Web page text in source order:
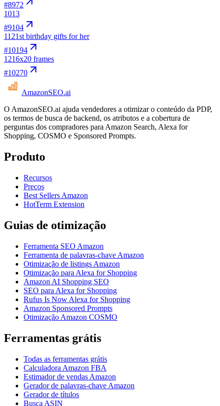
#8972
1013
#9104
1121st birthday gifts for her
#10194
1216x20 frames
#10270
AmazonSEO.ai
O AmazonSEO.ai ajuda vendedores a otimizar o conteúdo da PDP,
os termos de busca de backend, os atributos e a cobertura de
perguntas dos compradores para Amazon Search, Alexa for
Shopping, COSMO e Sponsored Prompts.
Produto
Recursos
Preços
Best Sellers Amazon
HotTerm Extension
Guias de otimização
Ferramenta SEO Amazon
Ferramenta de palavras-chave Amazon
Otimização de listings Amazon
Otimização para Alexa for Shopping
Amazon AI Shopping SEO
SEO para Alexa for Shopping
Rufus Is Now Alexa for Shopping
Amazon Sponsored Prompts
Otimização Amazon COSMO
Ferramentas grátis
Todas as ferramentas grátis
Calculadora Amazon FBA
Estimador de vendas Amazon
Gerador de palavras-chave Amazon
Gerador de títulos
Busca ASIN